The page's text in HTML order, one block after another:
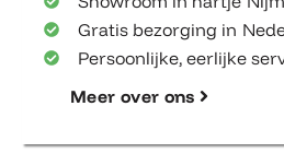
Gratis bezorging in
Persoonlijke, eerlijke
Meer over ons